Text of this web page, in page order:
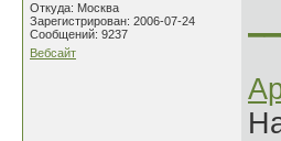
Откуда: Москва
Зарегистрирован: 2006-07-24
Сообщений: 9237
Вебсайт